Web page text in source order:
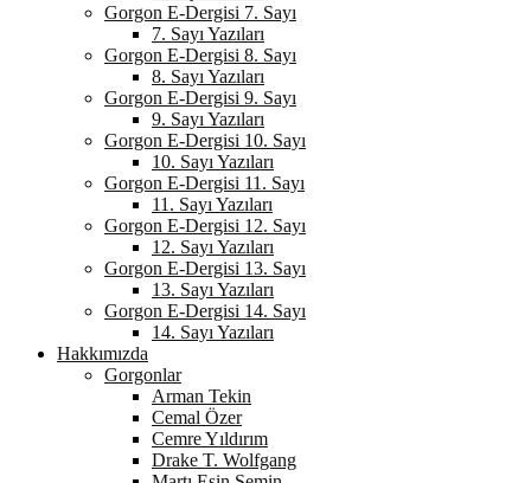
Gorgon E-Dergisi 7. Sayı
7. Sayı Yazıları
Gorgon E-Dergisi 8. Sayı
8. Sayı Yazıları
Gorgon E-Dergisi 9. Sayı
9. Sayı Yazıları
Gorgon E-Dergisi 10. Sayı
10. Sayı Yazıları
Gorgon E-Dergisi 11. Sayı
11. Sayı Yazıları
Gorgon E-Dergisi 12. Sayı
12. Sayı Yazıları
Gorgon E-Dergisi 13. Sayı
13. Sayı Yazıları
Gorgon E-Dergisi 14. Sayı
14. Sayı Yazıları
Hakkımızda
Gorgonlar
Arman Tekin
Cemal Özer
Cemre Yıldırım
Drake T. Wolfgang